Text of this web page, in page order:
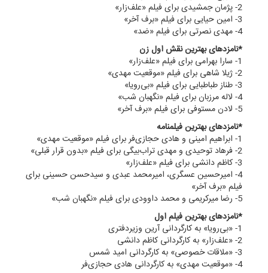
2- پژمان جمشیدی برای فیلم «علف‌زار»
3- امین حیایی برای فیلم «برف آخر»
4- مهدی نصرتی برای فیلم «ضد»
*نامزدهای بهترین نقش اول زن
1- سارا بهرامی برای فیلم «علف‌زار»
2- ژیلا شاهی برای فیلم «موقعیت مهدی»
3- طناز طباطبایی برای فیلم «بی‌رویا»
4- لاله مرزبان برای فیلم «نگهبان شب»
5- لادن مستوفی برای فیلم «برف آخر»
*نامزدهای بهترین فیلمنامه
1- ابراهیم امینی و هادی حجازی‌فر برای فیلم «موقعیت مهدی»
2- فرهاد توحیدی و مهدی تراب‌بیگی برای فیلم «بدون قرار قبلی»
3- کاظم دانشی برای فیلم «علف‌زار»
4- امیرحسین عسگری، امیرمحمد عبدی و سیدحسن حسینی برای
فیلم «برف آخر»
5- رضا میرکریمی و محمد داوودی برای فیلم «نگهبان شب»
*نامزدهای بهترین فیلم اول
1- «بی‌رویا» به کارگردانی آرین وزیردفتری
2- «علف‌زار» به کارگردانی کاظم دانشی
3- «ملاقات خصوصی» به کارگردانی امید شمس
4- «موقعیت مهدی» به کارگردانی هادی حجازی‌فر